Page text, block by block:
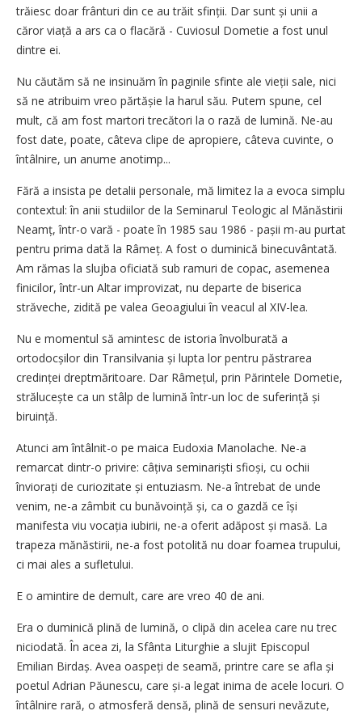
trăiesc doar frânturi din ce au trăit sfinții. Dar sunt și unii a
căror viață a ars ca o flacără - Cuviosul Dometie a fost unul
dintre ei.
Nu căutăm să ne insinuăm în paginile sfinte ale vieții sale, nici
să ne atribuim vreo părtășie la harul său. Putem spune, cel
mult, că am fost martori trecători la o rază de lumină. Ne-au
fost date, poate, câteva clipe de apropiere, câteva cuvinte, o
întâlnire, un anume anotimp...
Fără a insista pe detalii personale, mă limitez la a evoca simplu
contextul: în anii studiilor de la Seminarul Teologic al Mănăstirii
Neamț, într-o vară - poate în 1985 sau 1986 - pașii m-au purtat
pentru prima dată la Râmeț. A fost o duminică binecuvântată.
Am rămas la slujba oficiată sub ramuri de copac, asemenea
finicilor, într-un Altar improvizat, nu departe de biserica
străveche, zidită pe valea Geoagiului în veacul al XIV-lea.
Nu e momentul să amintesc de istoria învolburată a
ortodocșilor din Transilvania și lupta lor pentru păstrarea
credinței dreptmăritoare. Dar Râmețul, prin Părintele Dometie,
strălucește ca un stâlp de lumină într-un loc de suferință și
biruință.
Atunci am întâlnit-o pe maica Eudoxia Manolache. Ne-a
remarcat dintr-o privire: câțiva seminariști sfioși, cu ochii
înviorați de curiozitate și entuziasm. Ne-a întrebat de unde
venim, ne-a zâmbit cu bunăvoință și, ca o gazdă ce își
manifesta viu vocația iubirii, ne-a oferit adăpost și masă. La
trapeza mănăstirii, ne-a fost potolită nu doar foamea trupului,
ci mai ales a sufletului.
E o amintire de demult, care are vreo 40 de ani.
Era o duminică plină de lumină, o clipă din acelea care nu trec
niciodată. În acea zi, la Sfânta Liturghie a slujit Episcopul
Emilian Birdaș. Avea oaspeți de seamă, printre care se afla și
poetul Adrian Păunescu, care și-a legat inima de acele locuri. O
întâlnire rară, o atmosferă densă, plină de sensuri nevăzute,